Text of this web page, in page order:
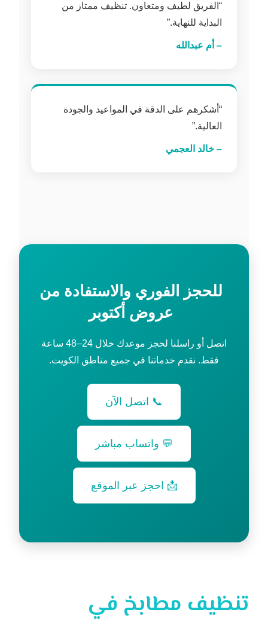
“الفريق لطيف ومتعاون. تنظيف ممتاز من
البداية للنهاية.”
– أم عبدالله
“أشكرهم على الدقة في المواعيد والجودة
العالية.”
– خالد العجمي
للحجز الفوري والاستفادة من
عروض أكتوبر
اتصل أو راسلنا لحجز موعدك خلال 24–48 ساعة
فقط. نقدم خدماتنا في جميع مناطق الكويت.
📞 اتصل الآن
💬 واتساب مباشر
📩 احجز عبر الموقع
تنظيف مطابخ في